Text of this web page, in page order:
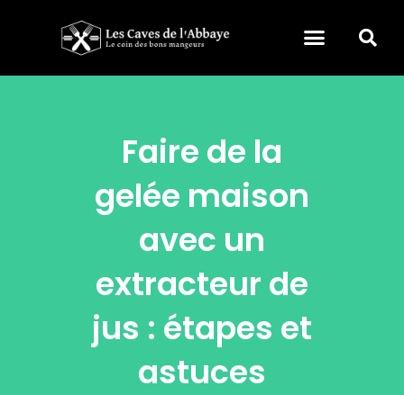
Faire de la
gelée maison
avec un
extracteur de
jus : étapes et
astuces